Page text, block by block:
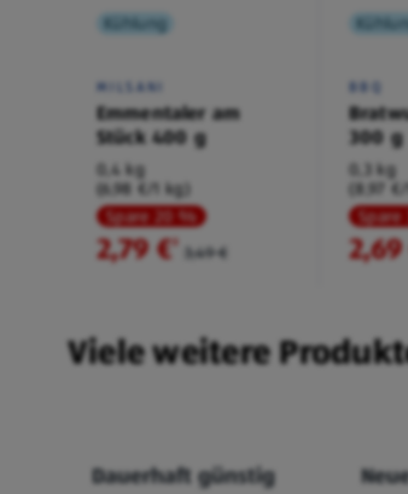
Kühlung
MILSANI
Emmentaler am
Stück 400 g
0,4 kg
(6,98 €/1 kg)
Spare 20 %
2,79 €² 3,49 €
BBQ
300 g
0,3 kg
(8,97
Viele weitere
Dauerhaft günstig